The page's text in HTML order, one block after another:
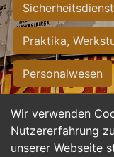
Wir verwenden
Nutzererfahrung
unserer Webseite
Praktika,
Personalwesen
Hilfskräfte,
Einkauf,